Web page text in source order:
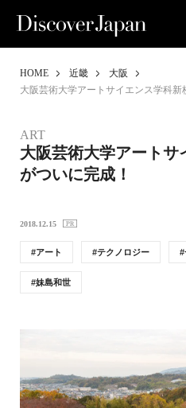
HOME 近畿
大阪
大阪芸術大学アートサイエンス学科新
ART
大阪芸術大学アートサ
がついに完成！
2018.12.15
アート テクノロジー
妹島和世